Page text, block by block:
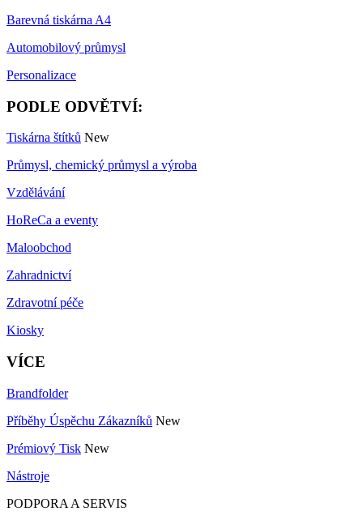
Barevná tiskárna A4
Automobilový průmysl
Personalizace
PODLE ODVĚTVÍ:
Tiskárna štítků New
Průmysl, chemický průmysl a výroba
Vzdělávání
HoReCa a eventy
Maloobchod
Zahradnictví
Zdravotní péče
Kiosky
VÍCE
Brandfolder
Příběhy Úspěchu Zákazníků New
Prémiový Tisk New
Nástroje
PODPORA A SERVIS